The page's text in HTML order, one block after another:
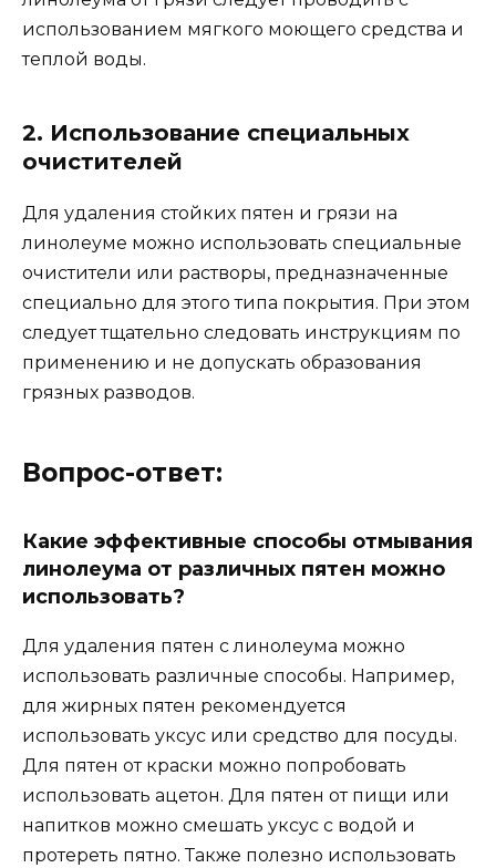
использованием мягкого моющего средства и
теплой воды.
2. Использование специальных
очистителей
Для удаления стойких пятен и грязи на
линолеуме можно использовать специальные
очистители или растворы, предназначенные
специально для этого типа покрытия. При этом
следует тщательно следовать инструкциям по
применению и не допускать образования
грязных разводов.
Вопрос-ответ:
Какие эффективные способы отмывания
линолеума от различных пятен можно
использовать?
Для удаления пятен с линолеума можно
использовать различные способы. Например,
для жирных пятен рекомендуется
использовать уксус или средство для посуды.
Для пятен от краски можно попробовать
использовать ацетон. Для пятен от пищи или
напитков можно смешать уксус с водой и
протереть пятно. Также полезно использовать